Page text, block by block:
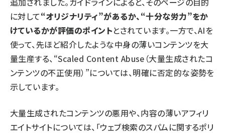
に対して“オリジナリティ”があるか、“十分な労力”をか
けているかが評価のポイントとされています。一方で、AIを
使って、先ほど紹介したような中身の薄いコンテンツを大
量生産する、“Scaled Content Abuse（大量生成されたコ
ンテンツの不正使用）”については、明確に否定的な姿勢を
示しています。
大量生成されたコンテンツの悪用や、内容の薄いアフィリ
エイトサイトについては、「ウェブ検索のスパムに関するポリ